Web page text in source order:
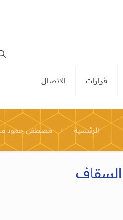
قرارات الاتصال
الرئيسية مصطفى حمود